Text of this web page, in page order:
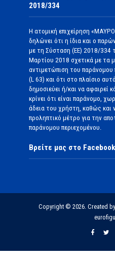
2018/334
Η ατομική επιχείρηση
δηλώνει ότι η ίδια και ο
με τη Σύσταση (ΕΕ) 2018/334
Μαρτίου 2018 σχετικά με τα
αντιμετώπιση του παράνομου
(L 63) και ότι στο πλαίσιο
δημοσιεύει ή/και να αφαιρεί
κρίνει ότι είναι παράνομο,
άδεια του χρήστη, καθώς και
προληπτικό μέτρο για την
παράνομου περιεχομένου.
Βρείτε μας στο Facebook
Copyright © 2026. Created